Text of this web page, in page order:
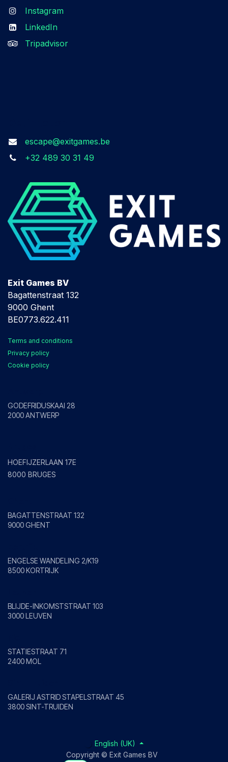
Instagram
LinkedIn
Tripadvisor
escape@exitgames.be
+32 489 30 31 49
Exit Games BV
Bagattenstraat 132
9000 Ghent
BE0773.622.411
Terms and conditions
Privacy policy
Cookie policy
GODEFRIDUSKAAI 28
2000 ANTWERP
HOEFIJZERLAAN 17E
8000 BRUGES
BAGATTENSTRAAT 132
9000 GHENT
ENGELSE WANDELING 2/K19
8500 KORTRIJK
BLIJDE-INKOMSTSTRAAT 103
3000 LEUVEN
STATIESTRAAT 71
2400 MOL
GALERIJ ASTRID STAPELSTRAAT 45
3800 SINT-TRUIDEN
Copyright © Exit Games BV
English (UK)